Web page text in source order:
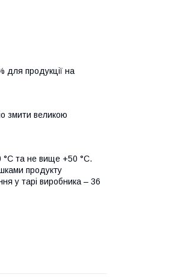
для продукції на
змити великою
°C та не вище +50 °C.
продукту
у тарі виробника – 36